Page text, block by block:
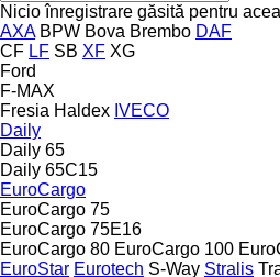
Nicio înregistrare găsită pentru
AXA BPW Bova Brembo DAF
CF LF SB XF XG
Ford
F-MAX
Fresia Haldex IVECO
Daily
Daily 65
Daily 65C15
EuroCargo
EuroCargo 75
EuroCargo 75E16
EuroCargo 80 EuroCargo 100
EuroStar Eurotech S-Way Stralis